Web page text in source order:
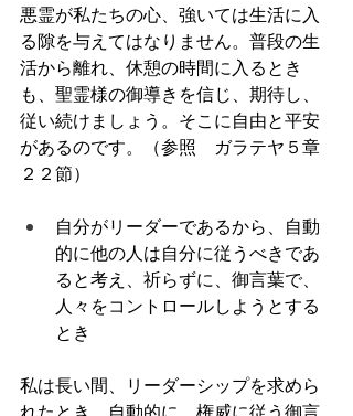
悪霊が私たちの心、強いては生活に入
る隙を与えてはなりません。普段の生
活から離れ、休憩の時間に入るとき
も、聖霊様の御導きを信じ、期待し、
従い続けましょう。そこに自由と平安
があるのです。（参照　ガラテヤ５章
２２節）
自分がリーダーであるから、自動
的に他の人は自分に従うべきであ
ると考え、祈らずに、御言葉で、
人々をコントロールしようとする
とき
私は長い間、リーダーシップを求めら